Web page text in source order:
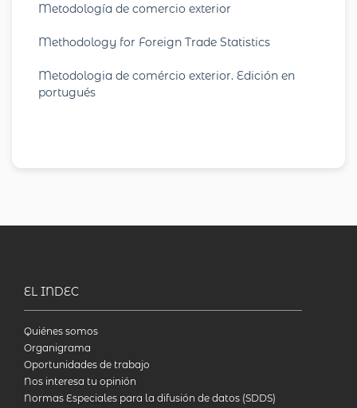
Metodología de comercio exterior
Methodology for Foreign Trade Statistics
Metodologia de comércio exterior. Edición en
portugués
EL INDEC
Quiénes somos
Organigrama
Oportunidades de trabajo
Nos interesa tu opinión
Normas Especiales para la difusión de datos (SDDS)